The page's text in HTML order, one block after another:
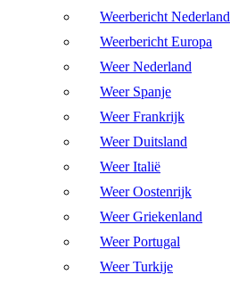
Weerbericht Nederland
Weerbericht Europa
Weer Nederland
Weer Spanje
Weer Frankrijk
Weer Duitsland
Weer Italië
Weer Oostenrijk
Weer Griekenland
Weer Portugal
Weer Turkije